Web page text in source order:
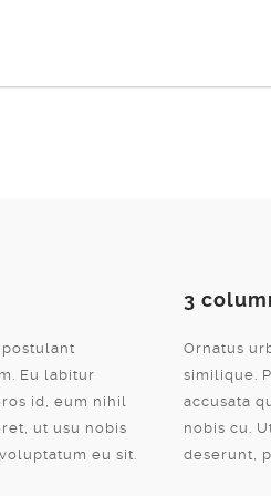
Eu labitur
id, eum nihil
ut usu nobis
eu sit.
3
Ornatus
similique.
accusata
nobis cu.
deserunt,